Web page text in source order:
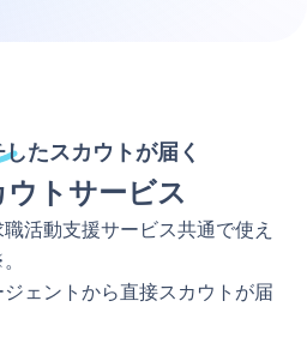
たスカウトが届く
トサービス
活動支援サービス共通で使え
ェントから直接スカウトが届